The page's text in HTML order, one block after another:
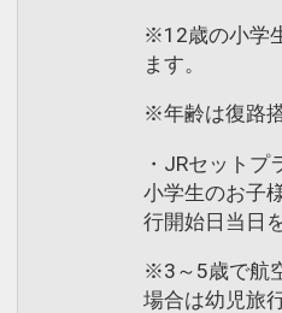
※12歳の小学
ます。
※年齢は復路
・JRセットプ
小学生のお子
行開始日当日
※3～5歳で航
場合は幼児旅